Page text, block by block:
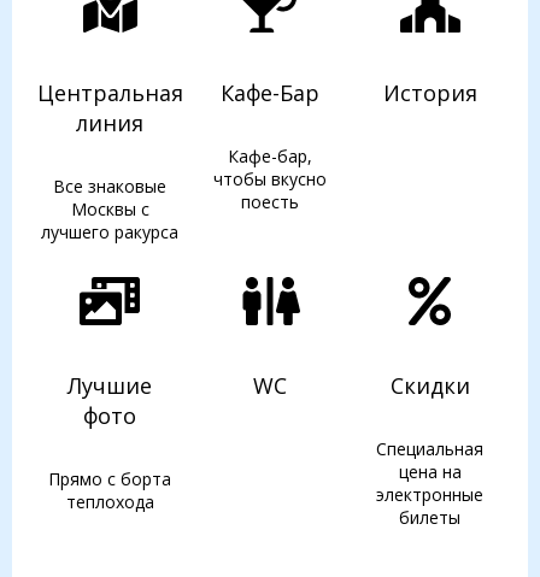
Центральная
линия
Все знаковые
Москвы с
лучшего ракурса
Кафе-Бар
Кафе-бар,
чтобы вкусно
поесть
История
Лучшие
фото
Прямо с борта
теплохода
WC Скидки
Специальная
цена на
электронные
билеты